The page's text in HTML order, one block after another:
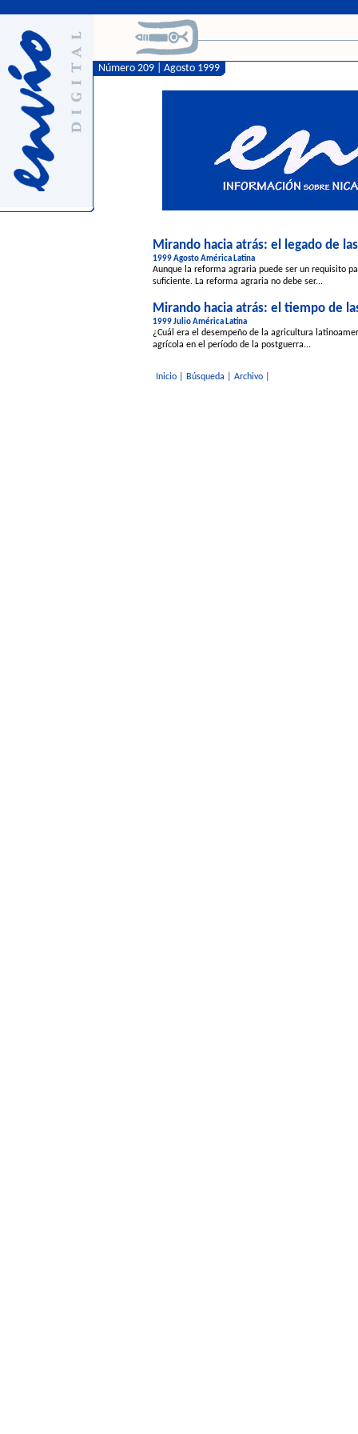
Número 209 | Agosto 1999
Mirando hacia atrás: el legado de
1999 Agosto América Latina
Aunque la reforma agraria puede ser un requisito
suficiente. La reforma agraria no debe ser...
Mirando hacia atrás: el tiempo de
1999 Julio América Latina
¿Cuál era el desempeño de la agricultura
agrícola en el período de la postguerra...
Inicio| Búsqueda Archivo|